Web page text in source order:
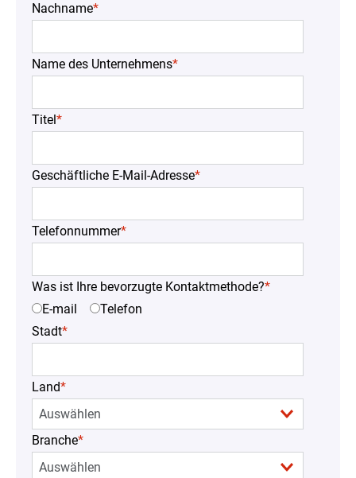
Nachname*
Name des Unternehmens*
Titel*
Geschäftliche E-Mail-Adresse*
Telefonnummer*
Was ist Ihre bevorzugte Kontaktmethode?*
E-mail
Telefon
Stadt*
Land*
Branche*